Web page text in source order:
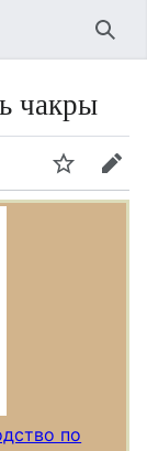
чакры
по